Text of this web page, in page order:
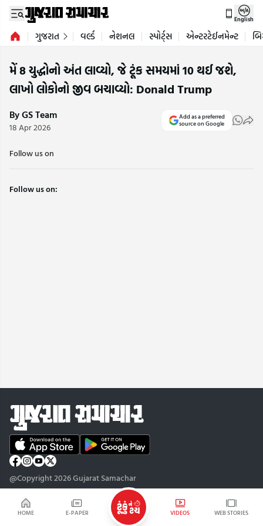
HOME E-PAPER VIDEOS WEB STORIES
English
ગુજરાત વર્લ્ડ નેશનલ સ્પોર્ટ્સ એન્ટરટેઈનમેન્ટ
મેં 8 યુદ્ધોનો અંત લાવ્યો, જે ટૂંક સમયમાં 10 થઈ જશે,
લાખો લોકોનો જીવ બચાવ્યો: Donald Trump
By GS Team
18 Apr 2026
Add as a preferred
source on Google
Follow us on
Follow us on:
@Copyright 2026 Gujarat Samachar